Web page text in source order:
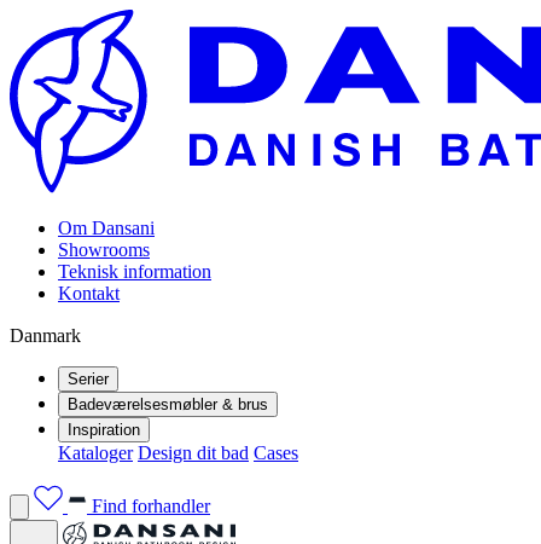
Om Dansani
Showrooms
Teknisk information
Kontakt
Danmark
Serier
Badeværelsesmøbler & brus
Inspiration
Kataloger Design dit bad Cases
Find forhandler